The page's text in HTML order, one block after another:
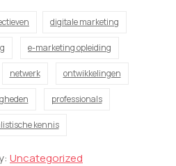
digitale marketing
e-marketing opleiding
netwerk ontwikkelingen
professionals
kennis
Uncategorized